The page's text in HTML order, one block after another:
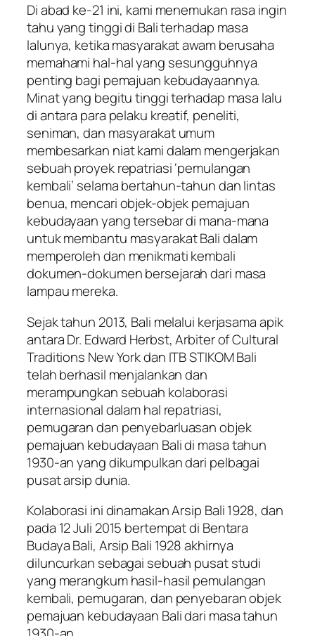
Di abad ke-21 ini, kami menemukan rasa ingin
tahu yang tinggi di Bali terhadap masa
lalunya, ketika masyarakat awam berusaha
memahami hal-hal yang sesungguhnya
penting bagi pemajuan kebudayaannya.
Minat yang begitu tinggi terhadap masa lalu
di antara para pelaku kreatif, peneliti,
seniman, dan masyarakat umum
membesarkan niat kami dalam mengerjakan
sebuah proyek repatriasi ‘pemulangan
kembali’ selama bertahun-tahun dan lintas
benua, mencari objek-objek pemajuan
kebudayaan yang tersebar di mana-mana
untuk membantu masyarakat Bali dalam
memperoleh dan menikmati kembali
dokumen-dokumen bersejarah dari masa
lampau mereka.
Sejak tahun 2013, Bali melalui kerjasama apik
antara Dr. Edward Herbst, Arbiter of Cultural
Traditions New York dan ITB STIKOM Bali
telah berhasil menjalankan dan
merampungkan sebuah kolaborasi
internasional dalam hal repatriasi,
pemugaran dan penyebarluasan objek
pemajuan kebudayaan Bali di masa tahun
1930-an yang dikumpulkan dari pelbagai
pusat arsip dunia.
Kolaborasi ini dinamakan Arsip Bali 1928, dan
pada 12 Juli 2015 bertempat di Bentara
Budaya Bali, Arsip Bali 1928 akhirnya
diluncurkan sebagai sebuah pusat studi
yang merangkum hasil-hasil pemulangan
kembali, pemugaran, dan penyebaran objek
pemajuan kebudayaan Bali dari masa tahun